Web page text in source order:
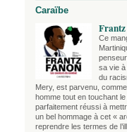
Caraïbe
Frantz
Ce
sa vie
du
Mery, est parvenu,
homme tout en touchant
parfaitement réussi à
un bel hommage à cet «
reprendre les termes de